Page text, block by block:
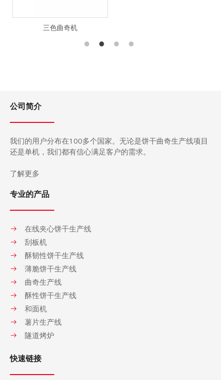
三色曲奇机
公司简介
我们的用户分布在100多个国家。无论是饼干曲奇生产线项目
还是单机，我们都有信心满足客户的需求。
了解更多
专业的产品
在线夹心饼干生产线
刮板机
酥韧性饼干生产线
薄脆饼干生产线
曲奇生产线
酥性饼干生产线
和面机
薯片生产线
隧道烤炉
快速链接